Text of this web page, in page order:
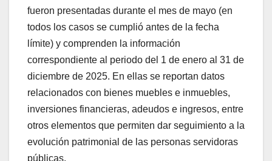
fueron presentadas durante el mes de mayo (en
todos los casos se cumplió antes de la fecha
límite) y comprenden la información
correspondiente al periodo del 1 de enero al 31 de
diciembre de 2025. En ellas se reportan datos
relacionados con bienes muebles e inmuebles,
inversiones financieras, adeudos e ingresos, entre
otros elementos que permiten dar seguimiento a la
evolución patrimonial de las personas servidoras
públicas.